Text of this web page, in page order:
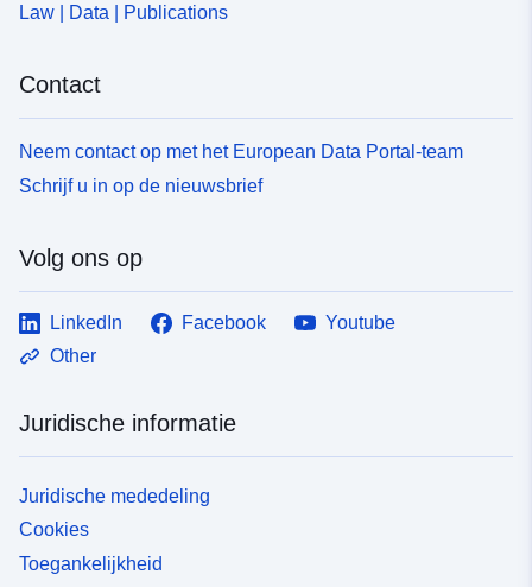
Law | Data | Publications
Contact
Neem contact op met het European Data Portal-team
Schrijf u in op de nieuwsbrief
Volg ons op
LinkedIn Facebook
Youtube
Other
Juridische informatie
Juridische mededeling
Cookies
Toegankelijkheid